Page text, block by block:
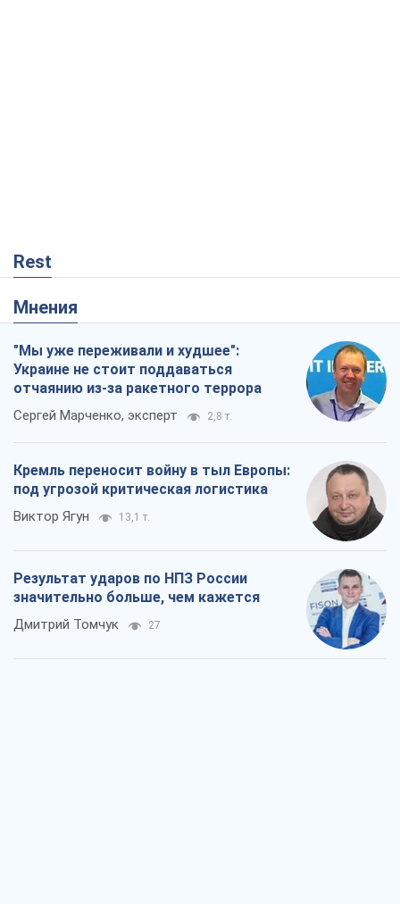
Rest
Мнения
"Мы уже переживали и худшее":
Украине не стоит поддаваться
отчаянию из-за ракетного террора
Сергей Марченко, эксперт 2,8 т.
Кремль переносит войну в тыл Европы:
под угрозой критическая логистика
Виктор Ягун 13,1 т.
Результат ударов по НПЗ России
значительно больше, чем кажется
Дмитрий Томчук 27